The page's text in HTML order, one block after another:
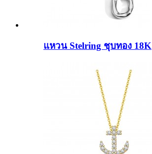
แหวน Stelring ชุบทอง 18K